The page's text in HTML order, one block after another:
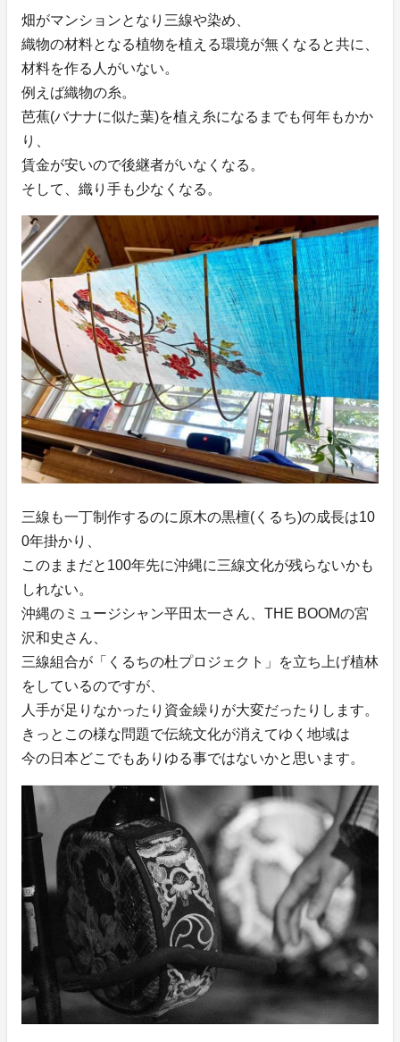
畑がマンションとなり三線や染め、
織物の材料となる植物を植える環境が無くなると共に、
材料を作る人がいない。
例えば織物の糸。
芭蕉(バナナに似た葉)を植え糸になるまでも何年もかか
り、
賃金が安いので後継者がいなくなる。
そして、織り手も少なくなる。
三線も一丁制作するのに原木の黒檀(くるち)の成長は10
0年掛かり、
このままだと100年先に沖縄に三線文化が残らないかも
しれない。
沖縄のミュージシャン平田太一さん、THE BOOMの宮
沢和史さん、
三線組合が「くるちの杜プロジェクト」を立ち上げ植林
をしているのですが、
人手が足りなかったり資金繰りが大変だったりします。
きっとこの様な問題で伝統文化が消えてゆく地域は
今の日本どこでもありゆる事ではないかと思います。